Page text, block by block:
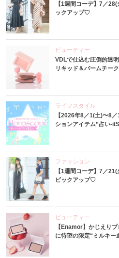
【1週間コーデ】7／
ックアップ♡
ビューティー
VDLで仕込む圧倒的透
リキッド＆バームチー
ライフスタイル
【2026年8／1(土)〜8
ションアイテム”占い-
ファッション
【1週間コーデ】7／
ピックアップ♡
ビューティー
【Enamor】かじえり
に待望の限定“ミルキー